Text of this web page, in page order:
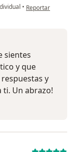
• en opinión del
Reportar
sientes
y que
y
ti. Un abrazo!